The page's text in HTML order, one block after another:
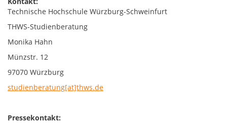
Technische Hochschule Würzburg-Schweinfurt
THWS-Studienberatung
Monika Hahn
Münzstr. 12
97070 Würzburg
studienberatung[at]thws.de
Pressekontakt: